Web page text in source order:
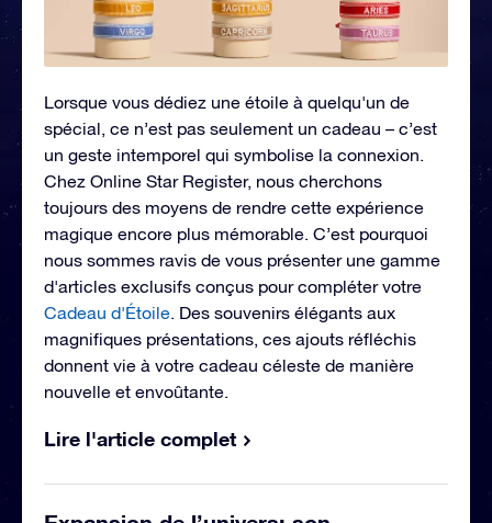
Lorsque vous dédiez une étoile à quelqu'un de
spécial, ce n’est pas seulement un cadeau – c’est
un geste intemporel qui symbolise la connexion.
Chez Online Star Register, nous cherchons
toujours des moyens de rendre cette expérience
magique encore plus mémorable. C’est pourquoi
nous sommes ravis de vous présenter une gamme
d'articles exclusifs conçus pour compléter votre
Cadeau d'Étoile . Des souvenirs élégants aux
magnifiques présentations, ces ajouts réfléchis
donnent vie à votre cadeau céleste de manière
nouvelle et envoûtante.
Lire l'article complet